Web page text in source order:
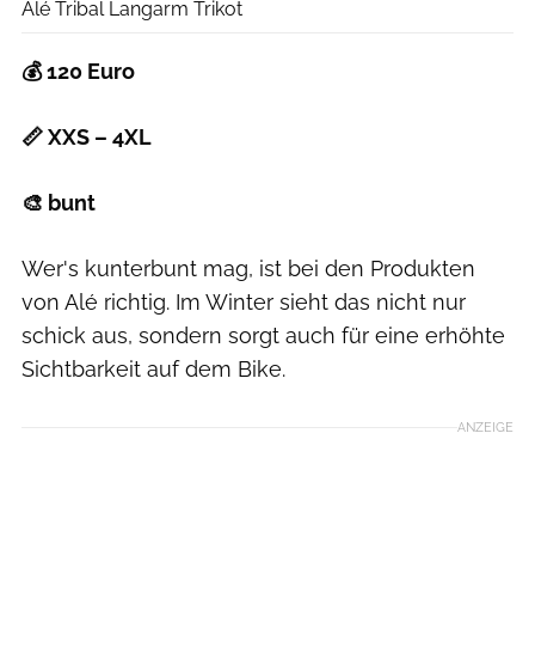
Alé Tribal Langarm Trikot
💰 120 Euro
📏 XXS – 4XL
🎨 bunt
Wer's kunterbunt mag, ist bei den Produkten
von Alé richtig. Im Winter sieht das nicht nur
schick aus, sondern sorgt auch für eine erhöhte
Sichtbarkeit auf dem Bike.
ANZEIGE